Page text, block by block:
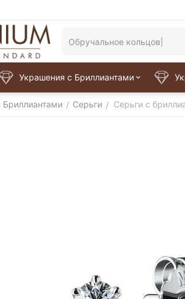
Украшения с Бриллиантами
/ Серьги / Серьги с